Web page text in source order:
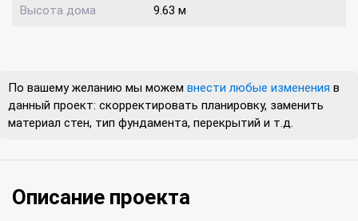
Высота дома 9.63 м
По вашему желанию мы можем внести любые изменения в
данный проект: скорректировать планировку, заменить
материал стен, тип фундамента, перекрытий и т.д.
Описание проекта